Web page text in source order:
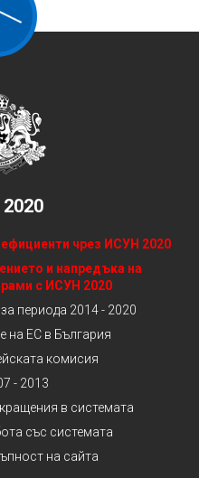
чрез ИСУН 2020
и напредъка на
с ИСУН 2020
периода 2014 - 2020
на ЕС в България
комисия
- 2013
в системата
със системата
на сайта